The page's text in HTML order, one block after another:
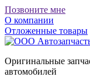
Позвоните мне
О компании
Отложенные товары
Оригинальные
автомобилей